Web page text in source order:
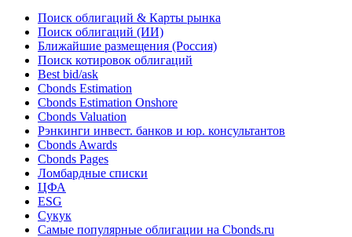
Поиск облигаций & Карты рынка
Поиск облигаций (ИИ)
Ближайшие размещения (Россия)
Поиск котировок облигаций
Best bid/ask
Cbonds Estimation
Cbonds Estimation Onshore
Cbonds Valuation
Рэнкинги инвест. банков и юр. консультантов
Cbonds Awards
Cbonds Pages
Ломбардные списки
ЦФА
ESG
Сукук
Самые популярные облигации на Cbonds.ru